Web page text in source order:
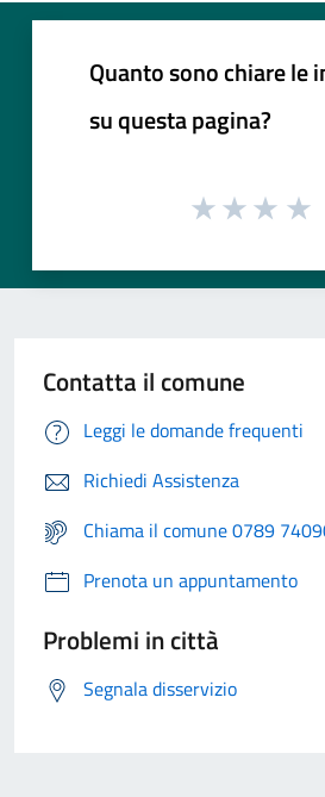
Quanto sono chiare le
su questa pagina?
Contatta il comune
Leggi le domande frequenti
Richiedi Assistenza
Chiama il comune 0789
Prenota un appuntamento
Problemi in città
Segnala disservizio